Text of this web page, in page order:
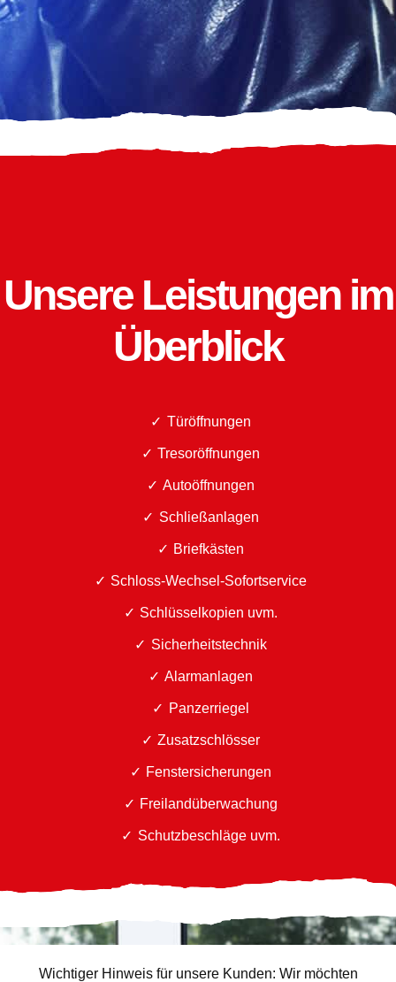
Unsere Leistungen im
Überblick
Türöffnungen
Tresoröffnungen
Autoöffnungen
Schließanlagen
Briefkästen
Schloss-Wechsel-Sofortservice
Schlüsselkopien uvm.
Sicherheitstechnik
Alarmanlagen
Panzerriegel
Zusatzschlösser
Fenstersicherungen
Freilandüberwachung
Schutzbeschläge uvm.
Wichtiger Hinweis für unsere Kunden: Wir möchten